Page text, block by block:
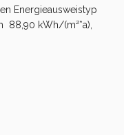
Energieausweistyp
88,90 kWh/(m²*a),